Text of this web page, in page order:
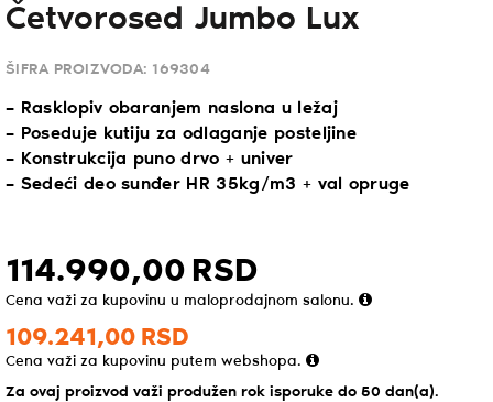
Četvorosed Jumbo Lux
ŠIFRA PROIZVODA: 169304
– Rasklopiv obaranjem naslona u ležaj
– Poseduje kutiju za odlaganje posteljine
– Konstrukcija puno drvo + univer
– Sedeći deo sunđer HR 35kg/m3 + val opruge
114.990,00 RSD
Cena važi za kupovinu u maloprodajnom salonu.
109.241,00 RSD
Cena važi za kupovinu putem webshopa.
Za ovaj proizvod važi produžen rok isporuke do 50 dan(a).